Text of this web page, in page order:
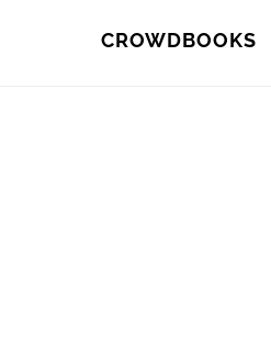
CROWDBOOKS